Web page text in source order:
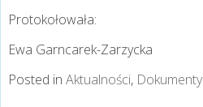
Protokołowała:
Ewa Garncarek-Zarzycka
Posted in Aktualności, Dokumenty